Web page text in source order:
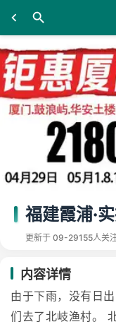
福建霞浦·
更新于 09-29155人关
内容详情
由于下雨，没有日
们去了北岐渔村。